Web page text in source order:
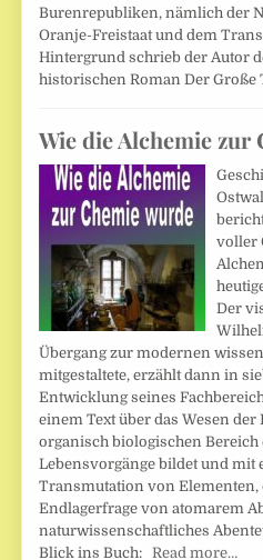
Burenrepubliken, nämlich der
Oranje-Freistaat und dem
Hintergrund schrieb der Autor
historischen Roman Der Große
Wie die Alchemie zur
voller
Der
Übergang zur modernen
mitgestaltete, erzählt dann in
Entwicklung seines
einem Text über das Wesen der
organisch biologischen
Lebensvorgänge bildet und mit
Transmutation von Elementen,
Endlagerfrage von atomarem
naturwissenschaftliches
Blick ins Buch: Read more…